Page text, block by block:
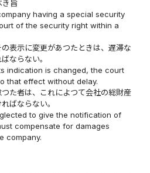
き旨
having a special security
of the security right within a
表示に変更があつたときは、遅滞な
ならない。
indication is changed, the court
that effect without delay.
た者は、これによつて会社の総財産
ばならない。
to give the notification of
compensate for damages
company.